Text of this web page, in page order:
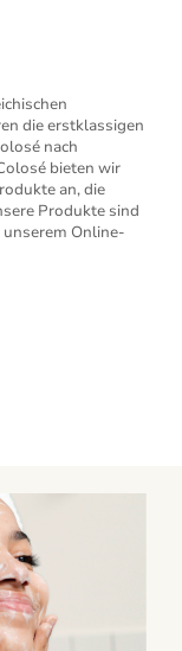
die erstklassigen
nach
bieten wir
an, die
Produkte sind
Online-